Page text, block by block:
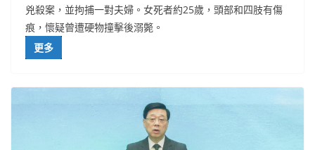
兇殺案，並拘捕一對夫婦。女死者約25歲，頭部和四肢有傷
痕，懷疑曾遭硬物撞擊後溺斃。
更多